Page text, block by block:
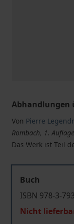
Abhandlungen
Von Pierre
Rombach, 1.
Das Werk ist Teil
Buch
ISBN 978-3-
Nicht